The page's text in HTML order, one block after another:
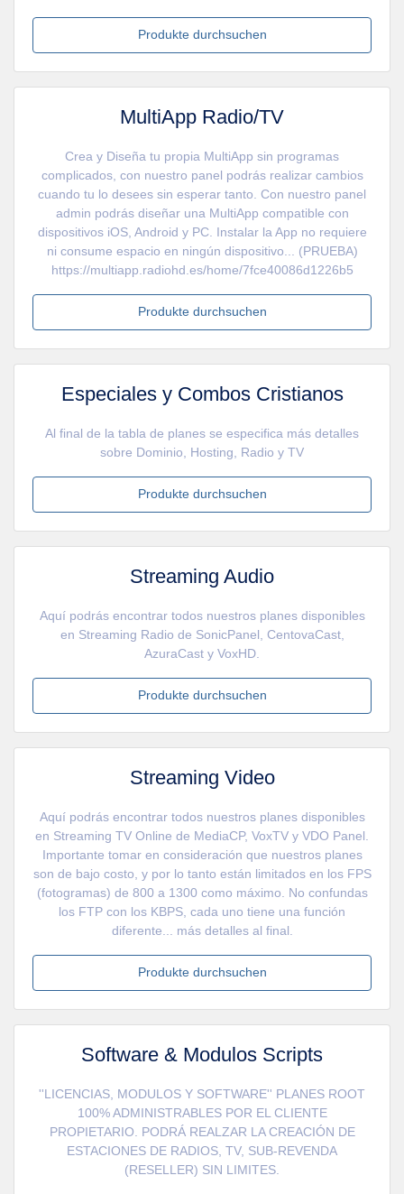
Produkte durchsuchen
MultiApp Radio/TV
Crea y Diseña tu propia MultiApp sin programas
complicados, con nuestro panel podrás realizar cambios
cuando tu lo desees sin esperar tanto. Con nuestro panel
admin podrás diseñar una MultiApp compatible con
dispositivos iOS, Android y PC. Instalar la App no requiere
ni consume espacio en ningún dispositivo... (PRUEBA)
https://multiapp.radiohd.es/home/7fce40086d1226b5
Produkte durchsuchen
Especiales y Combos Cristianos
Al final de la tabla de planes se especifica más detalles
sobre Dominio, Hosting, Radio y TV
Produkte durchsuchen
Streaming Audio
Aquí podrás encontrar todos nuestros planes disponibles
en Streaming Radio de SonicPanel, CentovaCast,
AzuraCast y VoxHD.
Produkte durchsuchen
Streaming Video
Aquí podrás encontrar todos nuestros planes disponibles
en Streaming TV Online de MediaCP, VoxTV y VDO Panel.
Importante tomar en consideración que nuestros planes
son de bajo costo, y por lo tanto están limitados en los FPS
(fotogramas) de 800 a 1300 como máximo. No confundas
los FTP con los KBPS, cada uno tiene una función
diferente... más detalles al final.
Produkte durchsuchen
Software & Modulos Scripts
''LICENCIAS, MODULOS Y SOFTWARE'' PLANES ROOT
100% ADMINISTRABLES POR EL CLIENTE
PROPIETARIO. PODRÁ REALZAR LA CREACIÓN DE
ESTACIONES DE RADIOS, TV, SUB-REVENDA
(RESELLER) SIN LIMITES.